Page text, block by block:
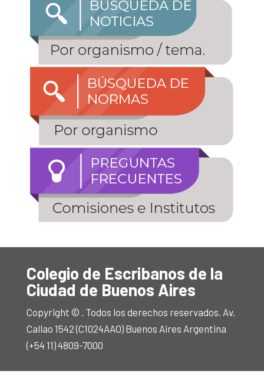
Colegio de Escribanos de la
Ciudad de Buenos Aires
Copyright © . Todos los derechos reservados. Av.
Callao 1542 (C1024AAO) Buenos Aires Argentina
(+54 11) 4809-7000